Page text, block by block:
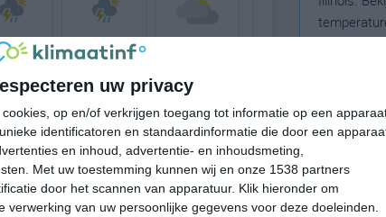
uw privacy
op en/of verkrijgen toegang tot informatie op een
identificatoren en standaardinformatie die door een
en inhoud, advertentie- en inhoudsmeting,
Met uw toestemming kunnen wij en onze 1538 partners
door het scannen van apparatuur. Klik hieronder om
van uw persoonlijke gegevens voor deze doeleinden.
17° 18°
24°C 24°C 20°C
15:00 18:00 21:00
sneeuw
Beste